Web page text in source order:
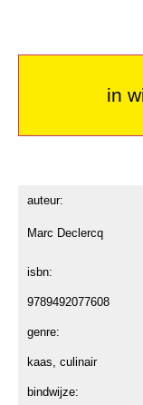
in
auteur:
Marc Declercq
isbn:
9789492077608
genre:
kaas, culinair
bindwijze: